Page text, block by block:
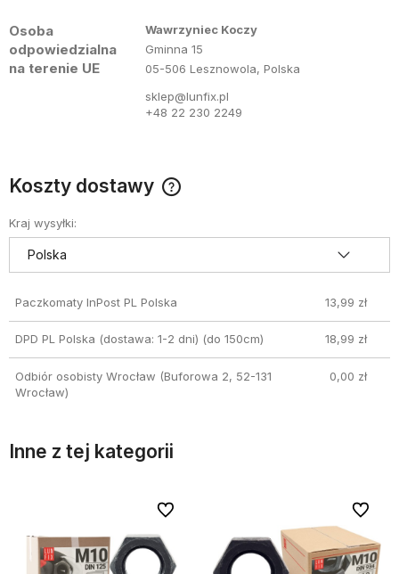
Osoba
odpowiedzialna
na terenie UE
Wawrzyniec Koczy
Gminna 15
05-506 Lesznowola, Polska
sklep@lunfix.pl
+48 22 230 2249
Koszty dostawy
Kraj wysyłki:
Paczkomaty InPost PL Polska 13,99 zł
DPD PL Polska (dostawa: 1-2 dni) (do 150cm) 18,99 zł
Odbiór osobisty Wrocław (Buforowa 2, 52-131
Wrocław)
0,00 zł
Inne z tej kategorii
Do ulubionych
Do ulubionych Do
Do